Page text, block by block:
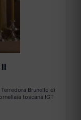
II
Brunello di
toscana IGT